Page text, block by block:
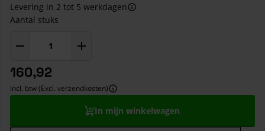
Levering in 2 tot 5 werkdagen
Aantal stuks
160,92
incl. btw (Excl. verzendkosten)
In mijn winkelwagen